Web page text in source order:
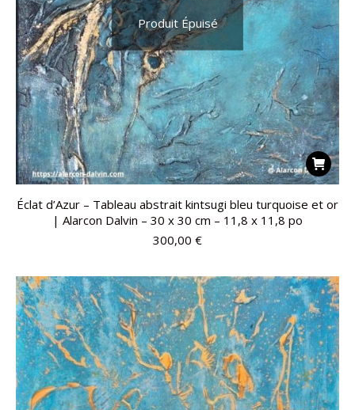
Produit Épuisé
Éclat d’Azur – Tableau abstrait kintsugi bleu turquoise et or
| Alarcon Dalvin – 30 x 30 cm – 11,8 x 11,8 po
300,00 €